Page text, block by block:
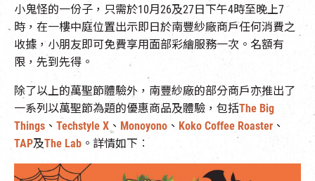
小鬼怪的一份子，只需於10月26及27日下午4時至晚上7
時，在一樓中庭位置出示即日於南豐紗廠商戶任何消費之
收據，小朋友即可免費享用面部彩繪服務一次。名額有
限，先到先得。
除了以上的萬聖節體驗外，南豐紗廠的部分商戶亦推出了
一系列以萬聖節為題的優惠商品及體驗，包括The Big
Things 、 Techstyle X 、 Monoyono 、 Koko Coffee Roaster 、
TAP及The Lab 。詳情如下︰